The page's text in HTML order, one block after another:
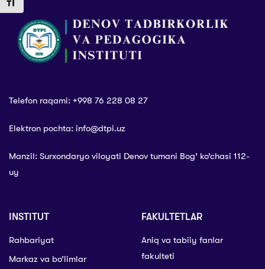
Toggle Font size
bo’lib o’tdi
Telefon raqami: +998 76 228 08 27
Elektron pochta: info@dtpi.uz
Manzil: Surxondaryo viloyati Denov tumani Bog’ ko’chasi 112-
uy
INSTITUT
Rahbariyat
Markaz va bo’limlar
FAKULTETLAR
Aniq va tabiiy fanlar
fakulteti